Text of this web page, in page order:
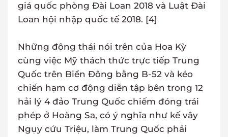
giá quốc phòng Đài Loan 2018 và Luật Đài
Loan hội nhập quốc tế 2018. [4]
Những động thái nói trên của Hoa Kỳ
cùng việc Mỹ thách thức trực tiếp Trung
Quốc trên Biển Đông bằng B-52 và kéo
chiến hạm cơ động diễn tập bên trong 12
hải lý 4 đảo Trung Quốc chiếm đóng trái
phép ở Hoàng Sa, có ý nghĩa như kế vây
Ngụy cứu Triệu, làm Trung Quốc phải